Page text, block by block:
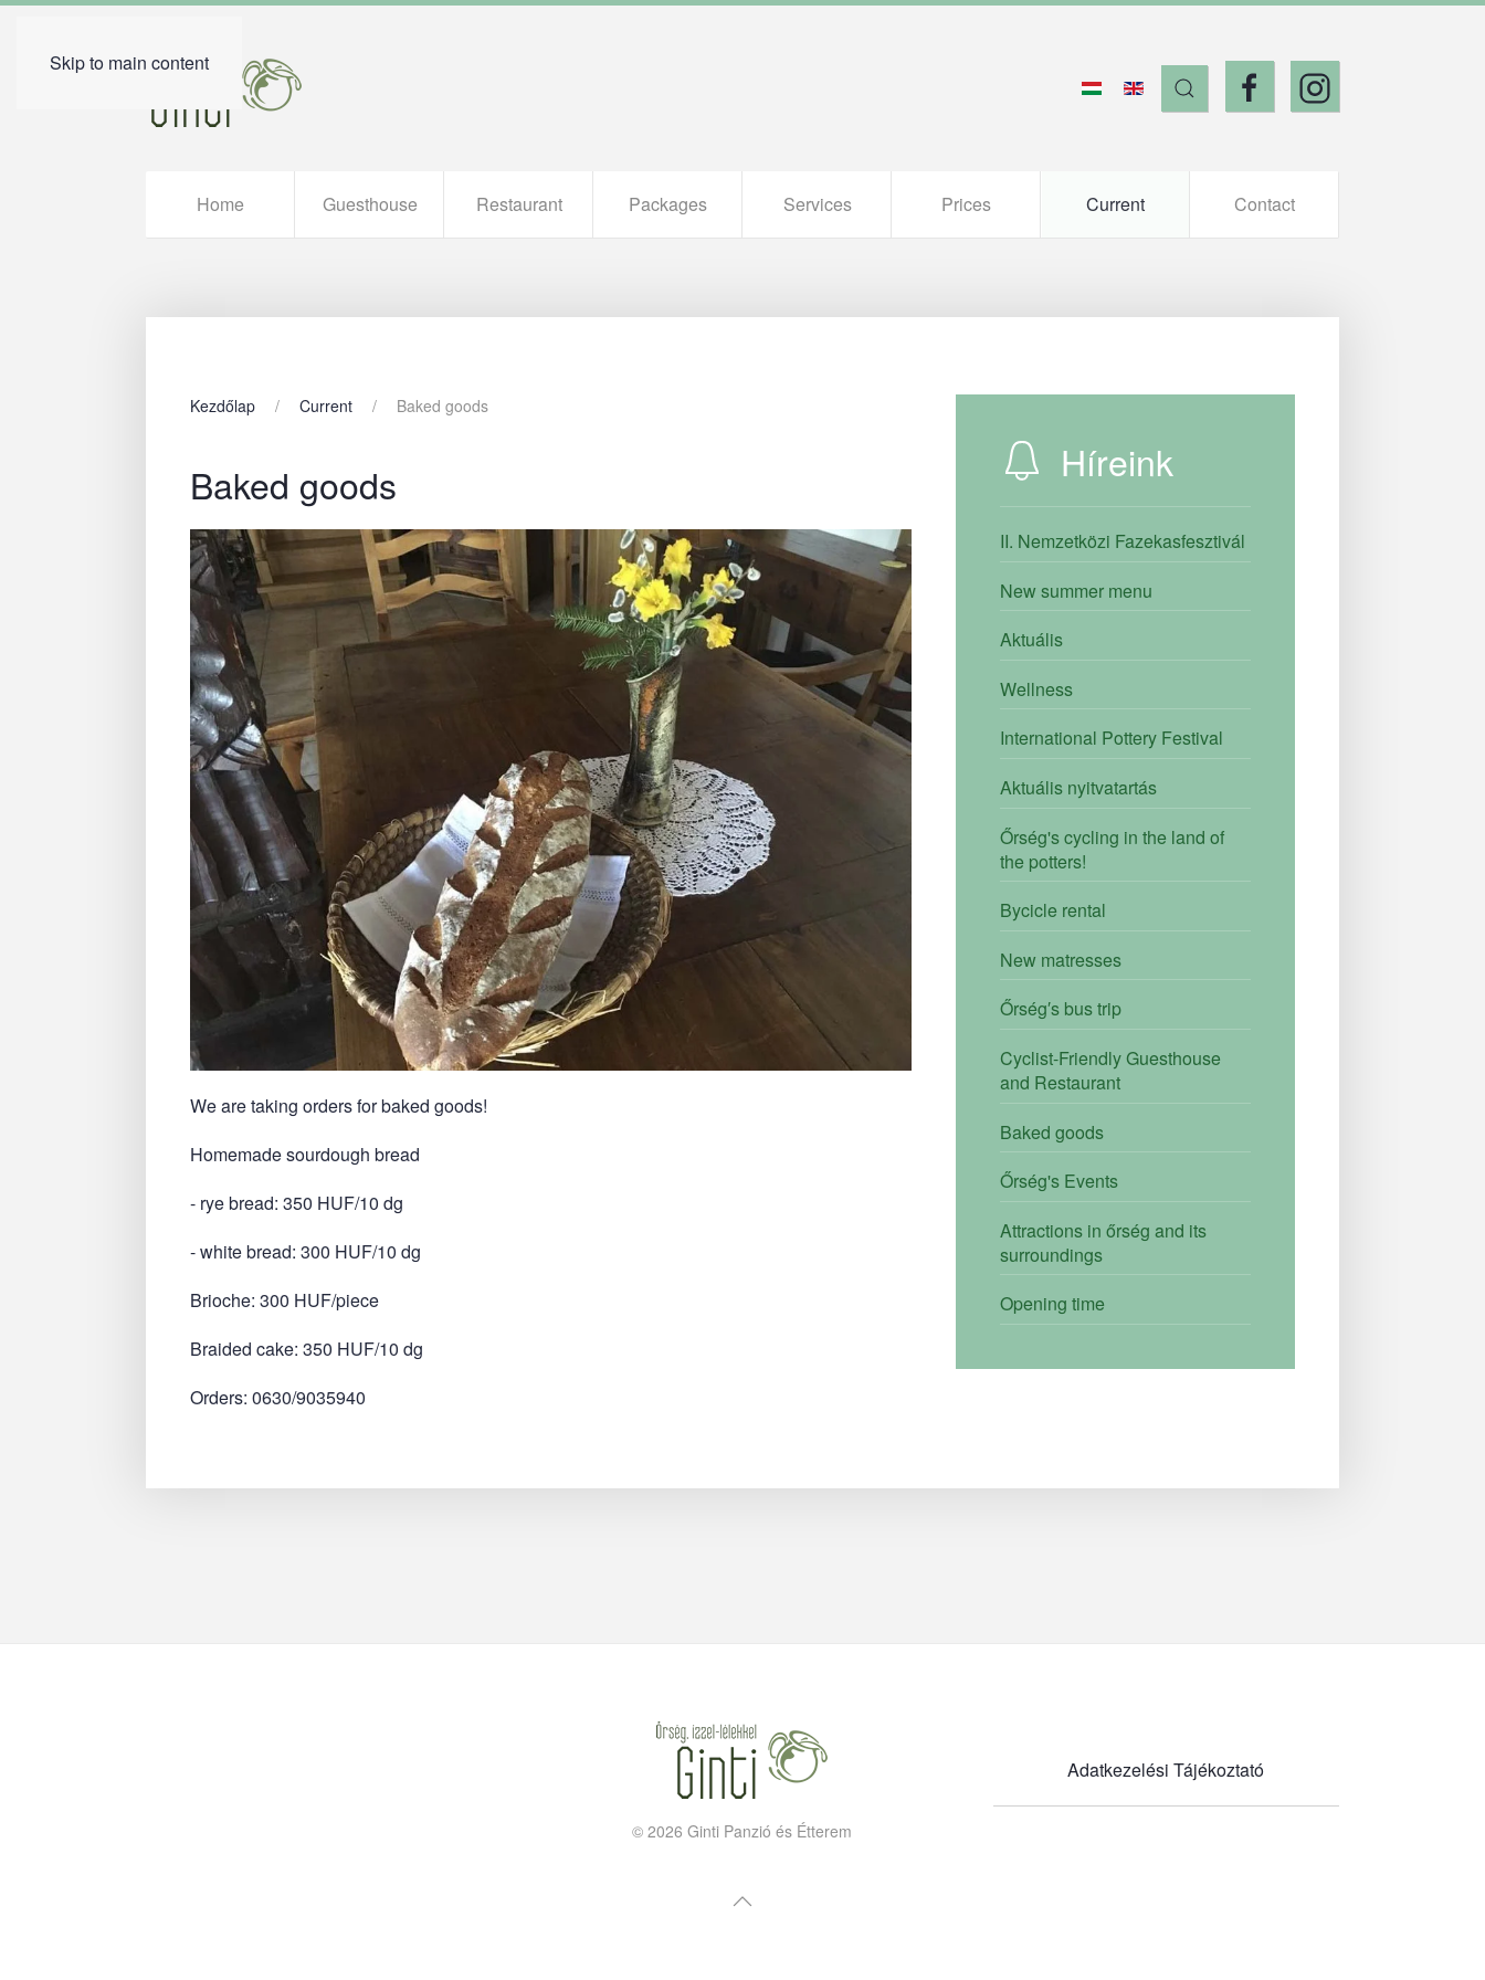
Skip to main content
Home Guesthouse Restaurant Packages Services Prices Current Contact
Kezdőlap Current Baked goods
Baked goods
We are taking orders for baked goods!
Homemade sourdough bread
- rye bread: 350 HUF/10 dg
- white bread: 300 HUF/10 dg
Brioche: 300 HUF/piece
Braided cake: 350 HUF/10 dg
Orders: 0630/9035940
Híreink
II. Nemzetközi Fazekasfesztivál
New summer menu
Aktuális
Wellness
International Pottery Festival
Aktuális nyitvatartás
Őrség's cycling in the land of
the potters!
Bycicle rental
New matresses
Őrség′s bus trip
Cyclist-Friendly Guesthouse
and Restaurant
Baked goods
Őrség's Events
Attractions in őrség and its
surroundings
Opening time
©2026 Ginti Panzió és Étterem
Adatkezelési Tájékoztató